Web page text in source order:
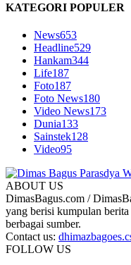
KATEGORI POPULER
News653
Headline529
Hankam344
Life187
Foto187
Foto News180
Video News173
Dunia133
Sainstek128
Video95
ABOUT US
DimasBagus.com /
yang berisi kumpulan
berbagai sumber.
Contact us:
FOLLOW US